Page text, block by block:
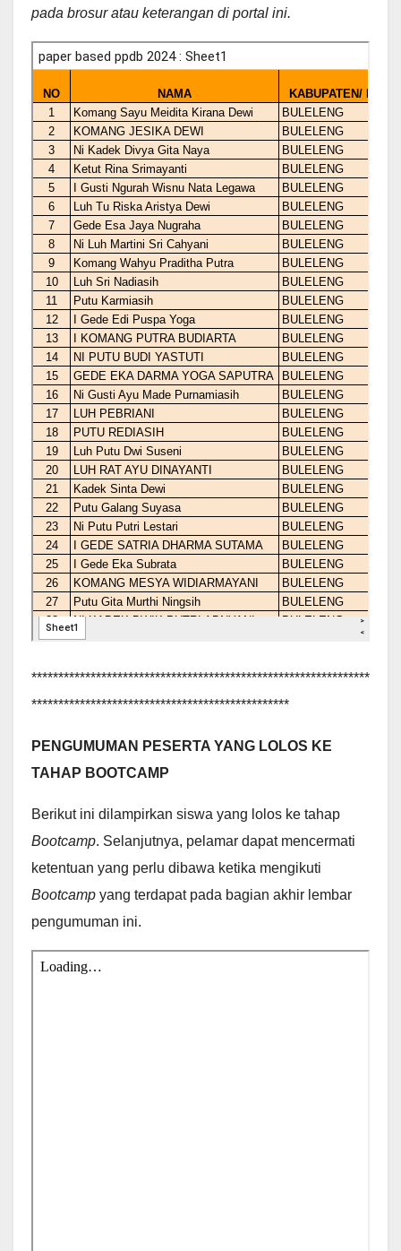
pada brosur atau keterangan di portal ini.
***************************************************************
************************************************
PENGUMUMAN PESERTA YANG LOLOS KE
TAHAP BOOTCAMP
Berikut ini dilampirkan siswa yang lolos ke tahap
Bootcamp. Selanjutnya, pelamar dapat mencermati
ketentuan yang perlu dibawa ketika mengikuti
Bootcamp yang terdapat pada bagian akhir lembar
pengumuman ini.